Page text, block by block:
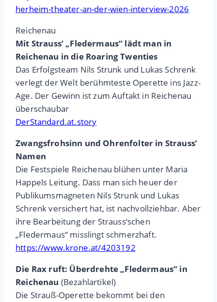
herheim-theater-an-der-wien-interview-2026
Reichenau
Mit Strauss’ „Fledermaus“ lädt man in
Reichenau in die Roaring Twenties
Das Erfolgsteam Nils Strunk und Lukas Schrenk
verlegt der Welt berühmteste Operette ins Jazz-
Age. Der Gewinn ist zum Auftakt in Reichenau
überschaubar
DerStandard.at.story
Zwangsfrohsinn und Ohrenfolter in Strauss’
Namen
Die Festspiele Reichenau blühen unter Maria
Happels Leitung. Dass man sich heuer der
Publikumsmagneten Nils Strunk und Lukas
Schrenk versichert hat, ist nachvollziehbar. Aber
ihre Bearbeitung der Strauss‘schen
„Fledermaus“ misslingt schmerzhaft.
https://www.krone.at/4203192
Die Rax ruft: Überdrehte „Fledermaus“ in
Reichenau (Bezahlartikel)
Die Strauß-Operette bekommt bei den